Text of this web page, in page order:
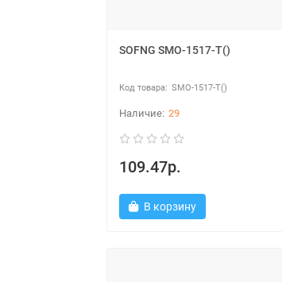
SOFNG SMO-1517-T()
SMO-1517-T()
29
109.47р.
В корзину